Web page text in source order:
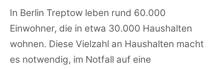
In Berlin Treptow leben rund 60.000
Einwohner, die in etwa 30.000 Haushalten
wohnen. Diese Vielzahl an Haushalten macht
es notwendig, im Notfall auf eine